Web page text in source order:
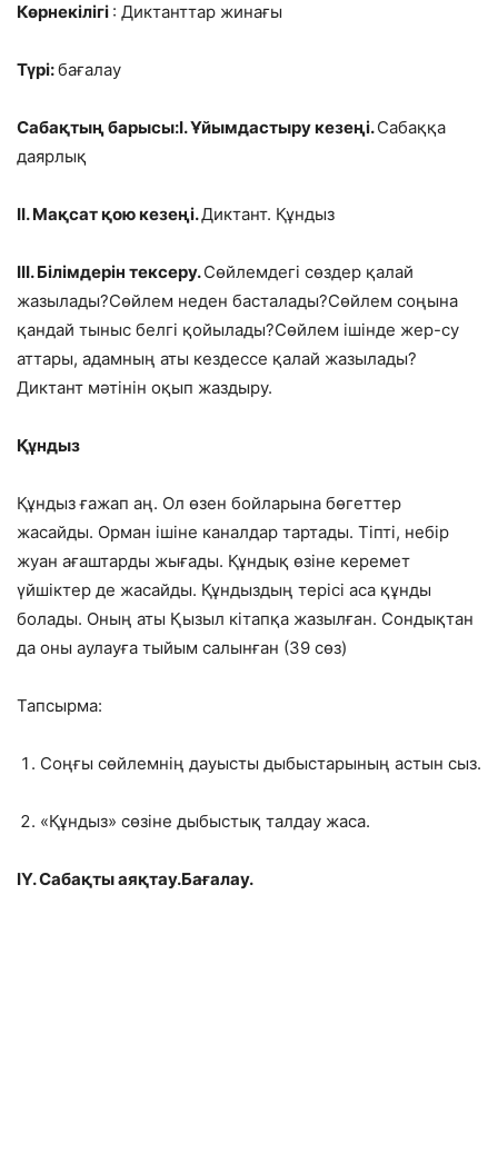
Көрнекілігі : Диктанттар жинағы
Түрі:бағалау
Сабақтың барысы:І. Ұйымдастыру кезеңі.Сабаққа
даярлық
ІІ. Мақсат қою кезеңі.Диктант. Құндыз
ІІІ. Білімдерін тексеру.Сөйлемдегі сөздер қалай
жазылады?Сөйлем неден басталады?Сөйлем соңына
қандай тыныс белгі қойылады?Сөйлем ішінде жер-су
аттары, адамның аты кездессе қалай жазылады?
Диктант мәтінін оқып жаздыру.
Құндыз
Құндыз ғажап аң. Ол өзен бойларына бөгеттер
жасайды. Орман ішіне каналдар тартады. Тіпті, небір
жуан ағаштарды жығады. Құндық өзіне керемет
үйшіктер де жасайды. Құндыздың терісі аса құнды
болады. Оның аты Қызыл кітапқа жазылған. Сондықтан
да оны аулауға тыйым салынған (39 сөз)
Тапсырма:
Соңғы сөйлемнің дауысты дыбыстарының астын сыз.
«Құндыз» сөзіне дыбыстық талдау жаса.
ІҮ. Сабақты аяқтау.Бағалау.